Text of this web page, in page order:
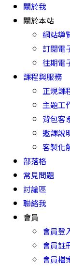
關於我
關於本站
網站導
訂閱電
往期電
課程與服務
正規課
主題工
背包客
邀課說
客製化
部落格
常見問題
討論區
聯絡我
會員
會員登
會員註
會員檔